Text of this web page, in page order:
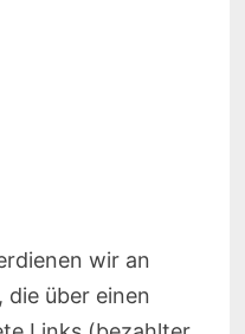
wir an
über einen